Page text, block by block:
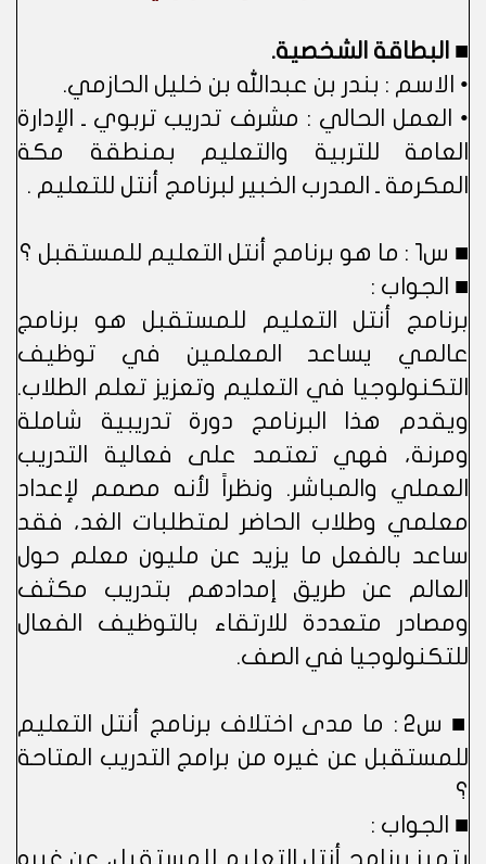
■ البطاقة الشخصية.
• الاسم : بندر بن عبدالله بن خليل الحازمي.
• العمل الحالي : مشرف تدريب تربوي ـ الإدارة
العامة للتربية والتعليم بمنطقة مكة
المكرمة ـ المدرب الخبير لبرنامج أنتل للتعليم .
■ س1 : ما هو برنامج أنتل التعليم للمستقبل ؟
■ الجواب :
برنامج أنتل التعليم للمستقبل هو برنامج
عالمي يساعد المعلمين في توظيف
التكنولوجيا في التعليم وتعزيز تعلم الطلاب.
ويقدم هذا البرنامج دورة تدريبية شاملة
ومرنة، فهي تعتمد على فعالية التدريب
العملي والمباشر. ونظراً لأنه مصمم لإعداد
معلمي وطلاب الحاضر لمتطلبات الغد، فقد
ساعد بالفعل ما يزيد عن مليون معلم حول
العالم عن طريق إمدادهم بتدريب مكثف
ومصادر متعددة للارتقاء بالتوظيف الفعال
للتكنولوجيا في الصف.
■ س2 : ما مدى اختلاف برنامج أنتل التعليم
للمستقبل عن غيره من برامج التدريب المتاحة
؟
■ الجواب :
يتميز برنامج أنتل التعليم للمستقبل، عن غيره